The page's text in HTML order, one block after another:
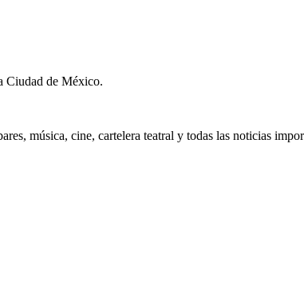
Ciudad de México.
música, cine, cartelera teatral y todas las noticias